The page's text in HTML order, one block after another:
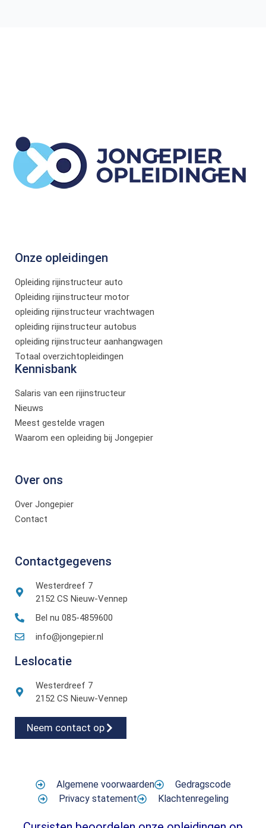
Onze opleidingen
Opleiding rijinstructeur auto
Opleiding rijinstructeur motor
opleiding rijinstructeur vrachtwagen
opleiding rijinstructeur autobus
opleiding rijinstructeur aanhangwagen
Totaal overzichtopleidingen
Kennisbank
Salaris van een rijinstructeur
Nieuws
Meest gestelde vragen
Waarom een opleiding bij Jongepier
Over ons
Over Jongepier
Contact
Contactgegevens
Westerdreef 7
2152 CS Nieuw-Vennep
Bel nu 085-4859600
info@jongepier.nl
Leslocatie
Westerdreef 7
2152 CS Nieuw-Vennep
Neem contact op
Algemene voorwaarden
Gedragscode
Privacy statement
Klachtenregeling